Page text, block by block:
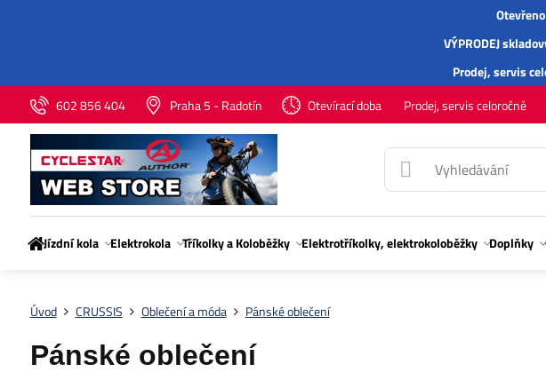
VÝPRODEJ
Prodej,servis
602 856 404
Praha 5 - Radotín Otevírací doba Prodej, servis celoročně
Jízdní kola Elektrokola Tříkolky a Koloběžky Elektrotříkolky, elektrokoloběžky Doplňky
Úvod CRUSSIS Oblečení a móda Pánské oblečení
Pánské oblečení